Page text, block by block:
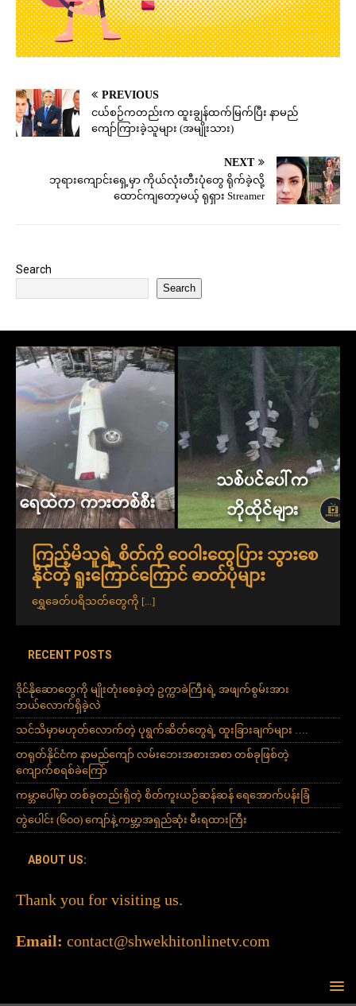
PREVIOUS
ငယ်စဉ်ကတည်းက ထူးချွန်ထက်မြက်ပြီး နာမည်
ကျော်ကြားခဲ့သူများ (အမျိုးသား)
NEXT
ဘုရားကျောင်းရှေ့မှာ ကိုယ်လုံးတီးပုံတွေ ရိုက်ခဲ့လို့
ထောင်ကျတော့မယ့် ရုရှား Streamer
Search
Search
ကြည့်မိသူရဲ့ စိတ်ကို ဝေဝါးထွေပြား သွားစေ
နိုင်တဲ့ ရူးကြောင်ကြောင် ဓာတ်ပုံများ
ရွှေခေတ်ပရိသတ်တွေကို [...]
RECENT POSTS
ဒိုင်နိုဆောတွေကို မျိုးတုံးစေခဲ့တဲ့ ဥက္ကာခဲကြီးရဲ့ အဖျက်စွမ်းအား
ဘယ်လောက်ရှိခဲ့လဲ
သင်သိမှာမဟုတ်လောက်တဲ့ ပုရွက်ဆိတ်တွေရဲ့ ထူးခြားချက်များ ….
တရုတ်နိုင်ငံက နာမည်ကျော် လမ်းဘေးအစားအစာ တစ်ခုဖြစ်တဲ့
ကျောက်စရစ်ခဲကြော်
ကမ္ဘာပေါ်မှာ တစ်ခုတည်းရှိတဲ့ စိတ်ကူးယဉ်ဆန်ဆန် ရေအောက်ပန်းခြံ
တွဲပေါင်း (၆၀၀) ကျော်နဲ့ ကမ္ဘာ့အရှည်ဆုံး မီးရထားကြီး
ABOUT US:
Thank you for visiting us.
Email: contact@shwekhitonlinetv.com